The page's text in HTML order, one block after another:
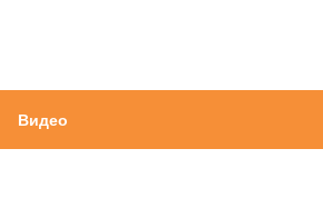
Видео